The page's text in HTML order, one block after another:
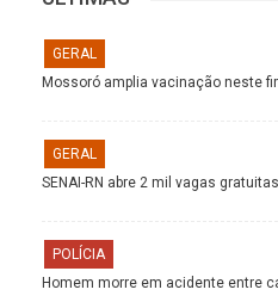
GERAL
Mossoró amplia vacinação neste
GERAL
SENAI-RN abre 2 mil vagas
POLÍCIA
Homem morre em acidente entre